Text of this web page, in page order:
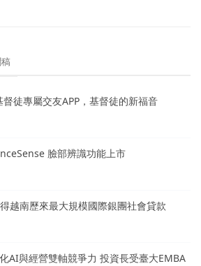
督徒專屬交友APP，基督徒的新福音
臉部辨識功能上市
越南歷來最大規模國際銀團社會貸款
AI與經營雙軸競爭力 投資長受臺大EMBA